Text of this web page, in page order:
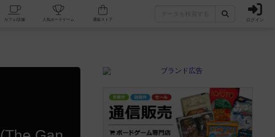
掲示板一覧 カフェ/店舗 人気ボードゲーム ログイン